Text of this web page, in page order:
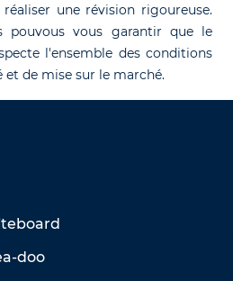
une révision rigoureuse.
pouvous vous garantir que le
l'ensemble des conditions
et de mise sur le marché.
doo